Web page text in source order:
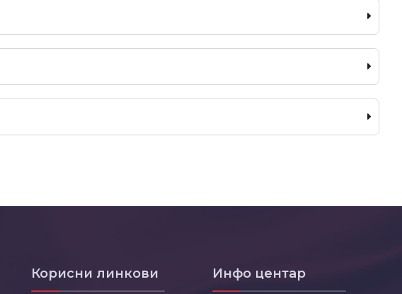
Корисни линкови Инфо центар